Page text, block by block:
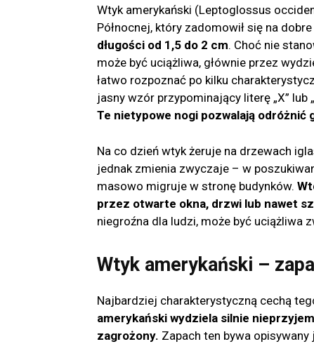
Wtyk amerykański (Leptoglossus
Północnej, który zadomowił się na
długości od 1,5 do 2 cm. Choć nie
może być uciążliwa, głównie przez
łatwo rozpoznać po kilku
jasny wzór przypominający literę „X”
Te nietypowe nogi pozwalają odróżnić
Na co dzień wtyk żeruje na drzewach
jednak zmienia zwyczaje – w
masowo migruje w stronę budynków.
przez otwarte okna, drzwi lub nawet
niegroźna dla ludzi, może być uciążliwa
Wtyk amerykański –
Najbardziej charakterystyczną cechą
amerykański wydziela silnie
zagrożony. Zapach ten bywa